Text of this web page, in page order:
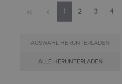
1 2 3 4
AUSWAHL HERUNTERLADEN
ALLE HERUNTERLADEN